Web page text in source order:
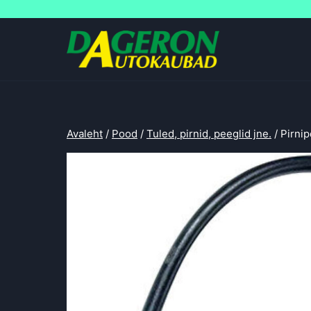
Avaleht / Pood / Tuled, pirnid, peeglid jne. /